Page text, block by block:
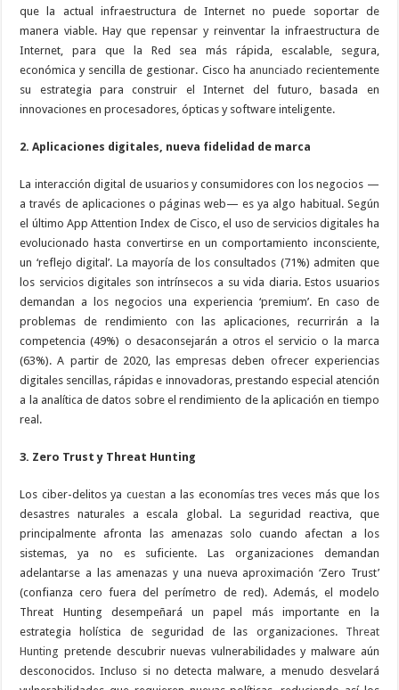
que la actual infraestructura de Internet no puede soportar de
manera viable. Hay que repensar y reinventar la infraestructura de
Internet, para que la Red sea más rápida, escalable, segura,
económica y sencilla de gestionar. Cisco ha anunciado recientemente
su estrategia para construir el Internet del futuro, basada en
innovaciones en procesadores, ópticas y software inteligente.
2. Aplicaciones digitales, nueva fidelidad de marca
La interacción digital de usuarios y consumidores con los negocios —
a través de aplicaciones o páginas web— es ya algo habitual. Según
el último App Attention Index de Cisco, el uso de servicios digitales ha
evolucionado hasta convertirse en un comportamiento inconsciente,
un ‘reflejo digital’. La mayoría de los consultados (71%) admiten que
los servicios digitales son intrínsecos a su vida diaria. Estos usuarios
demandan a los negocios una experiencia ‘premium’. En caso de
problemas de rendimiento con las aplicaciones, recurrirán a la
competencia (49%) o desaconsejarán a otros el servicio o la marca
(63%). A partir de 2020, las empresas deben ofrecer experiencias
digitales sencillas, rápidas e innovadoras, prestando especial atención
a la analítica de datos sobre el rendimiento de la aplicación en tiempo
real.
3. Zero Trust y Threat Hunting
Los ciber-delitos yacuestan a las economías tres veces más que los
desastres naturales a escala global. La seguridad reactiva, que
principalmente afronta las amenazas solo cuando afectan a los
sistemas, ya no es suficiente. Las organizaciones demandan
adelantarse a las amenazas y una nueva aproximación ‘Zero Trust’
(confianza cero fuera del perímetro de red). Además, el modelo
Threat Hunting desempeñará un papel más importante en la
estrategia holística de seguridad de las organizaciones. Threat
Hunting pretende descubrir nuevas vulnerabilidades y malware aún
desconocidos. Incluso si no detecta malware, a menudo desvelará